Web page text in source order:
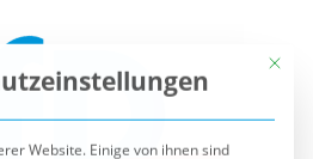
Website. Einige von ihnen sind
helfen, diese Website und Ihre